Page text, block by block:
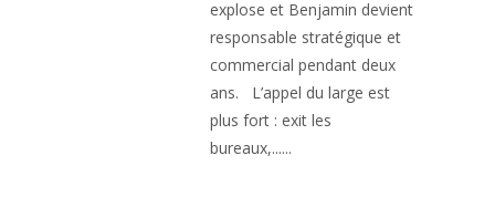
explose et Benjamin devient
responsable stratégique et
commercial pendant deux
ans. L’appel du large est
plus fort : exit les
bureaux,......